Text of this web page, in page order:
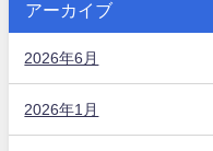
アーカイブ
2026年6月
2026年1月